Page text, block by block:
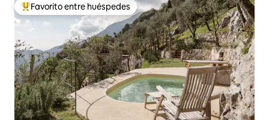
Favorito entre huéspedes preferido
Favorito entre huéspedes